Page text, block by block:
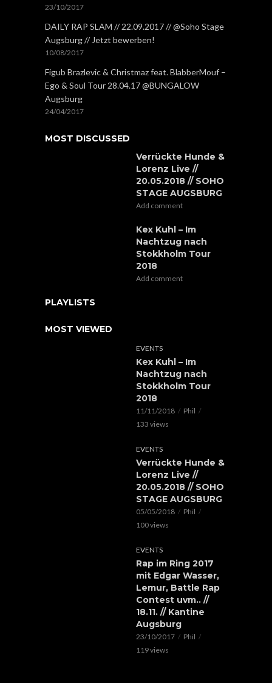
23/10/2017
DAILY RAP SLAM // 22.09.2017 // @Soho Stage
Augsburg // Jetzt bewerben!
10/08/2017
Figub Brazlevic & Christmaz feat. BlabberMouf –
Ego & Soul Tour 28.04.17 @BUNGALOW
Augsburg
24/04/2017
MOST DISCUSSED
Verrückte Hunde &
Lorenz Live //
20.05.2018 // SOHO
STAGE AUGSBURG
Add comment
Kex Kuhl – Im
Nachtzug nach
Stokkholm Tour
2018
Add comment
PLAYLISTS
MOST VIEWED
EVENTS
Kex Kuhl – Im
Nachtzug nach
Stokkholm Tour
2018
11/11/2018
Phil
133 views
EVENTS
Verrückte Hunde &
Lorenz Live //
20.05.2018 // SOHO
STAGE AUGSBURG
05/05/2018
Phil
100 views
EVENTS
Rap im Ring 2017
mit Edgar Wasser,
Lemur, Battle Rap
Contest uvm.. //
18.11. // Kantine
Augsburg
23/10/2017
Phil
119 views